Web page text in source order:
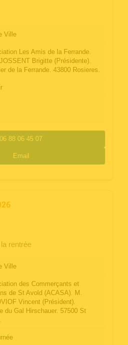
Ville
Les Amis de la Ferrande.
Brigitte (Présidente).
de la Ferrande. 43800 Rosieres.
06 88 06 45 07
Email
rentrée
Ville
des Commerçants et
de St Avold (ACASA). M.
Vincent (Président).
du Gal Hirschauer. 57500 St